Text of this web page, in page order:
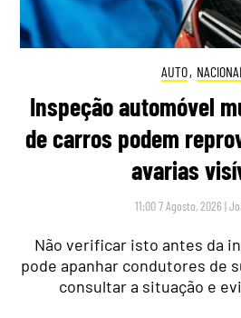
AUTO, NACIONAL
Inspeção automóvel
de carros podem
avarias
11:00 7 Agosto, 2026 |
Não verificar isto antes da
pode apanhar condutores de
consultar a situação e